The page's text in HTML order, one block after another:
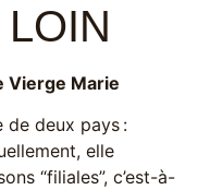
Vierge Marie
de deux pays :
elle
“filiales”, c’est-à-